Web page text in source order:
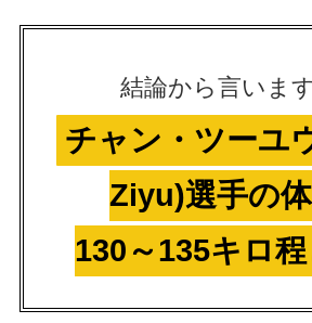
結論から言います
チャン・ツーユ
Ziyu)選手の
130～135キロ程